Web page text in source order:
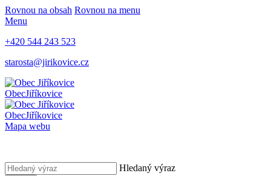
Rovnou na obsah Rovnou na menu
Menu
+420 544 243 523
starosta@jirikovice.cz
ObecJiříkovice
ObecJiříkovice
Mapa webu
Hledaný výraz